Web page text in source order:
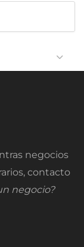
negocios
contacto
negocio?